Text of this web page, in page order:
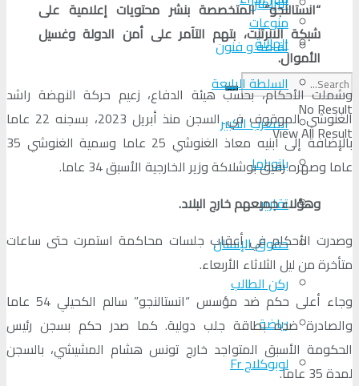
منوعات
ثقافة و فنون
No Result
View All Result
الجالية
السلطة الرابعة
المغرب الكبير
بانوراما
تقارير
حقوق الإنسان
ركن الطالب
رياضة
لوبوكلاج Fr
“انستالنجو” المتخصصة بنشر محتويات إعلامية على
شبكة الانرتنت، بتهم التآمر على أمن الدولة وغسيل
الأموال.
وشملت الأحكام، بحسب هيئة الدفاع، زعيم حركة النهضة راشد
الغنوشي الموقوف في السجن منذ أبريل 2023، بسجنه 22 عاما
بالإضافة إلى ابنيه معاذ الغنوشي 25 عاما وسمية الغنوشي 35
عاما وصهره رفيق بوشلاكة وزير الخارجية الأسبق 34 عاما.
وهؤلاء جميعهم خارج البلاد.
وصدرت الأحكام في أعقاب جلسات محاكمة استمرت حتى ساعات
متأخرة من ليل الثلاثاء الأربعاء.
وجاء أعلى حكم ضد مؤسس “انستالنجو” سالم الكحيلي 54 عاما
والصادرة ضده بطاقة جلب دولية. كما صدر حكم بسجن رئيس
الحكومة الأسبق المتواجد خارج تونس هشام المشيشي، بالسجن
لمدة 35 عاما.